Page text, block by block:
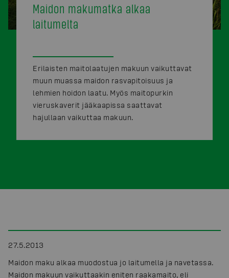
Maidon makumatka alkaa
laitumelta
Erilaisten maitolaatujen makuun vaikuttavat
muun muassa maidon rasvapitoisuus ja
lehmien hoidon laatu. Myös maitopurkin
vieruskaverit jääkaapissa saattavat
hajullaan vaikuttaa makuun.
27.5.2013
Maidon maku alkaa muodostua jo laitumella ja navetassa.
Maidon makuun vaikuttaakin eniten raakamaito, eli